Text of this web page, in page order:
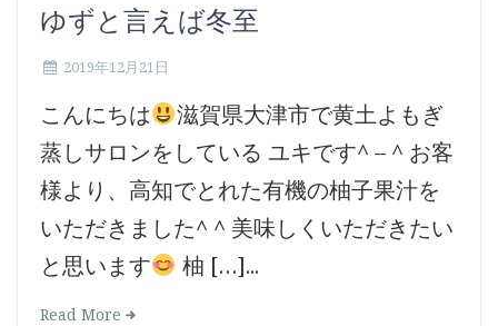
ゆずと言えば冬至
2019年12月21日
こんにちは
滋賀県大津市で黄土よもぎ
蒸しサロンをしている ユキです^ – ^ お客
様より、高知でとれた有機の柚子果汁を
いただきました^ ^ 美味しくいただきたい
と思います
柚 […]...
Read More